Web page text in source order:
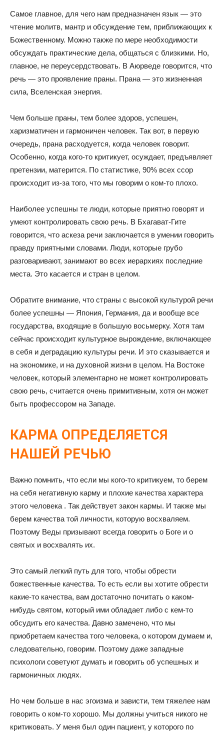
Самое главное, для чего нам предназначен язык — это
чтение молитв, мантр и обсуждение тем, приближающих к
Божественному. Можно также по мере необходимости
обсуждать практические дела, общаться с близкими. Но,
главное, не переусердствовать. В Аюрведе говорится, что
речь — это проявление праны. Прана — это жизненная
сила, Вселенская энергия.
Чем больше праны, тем более здоров, успешен,
харизматичен и гармоничен человек. Так вот, в первую
очередь, прана расходуется, когда человек говорит.
Особенно, когда кого-то критикует, осуждает, предъявляет
претензии, матерится. По статистике, 90% всех ссор
происходит из-за того, что мы говорим о ком-то плохо.
Наиболее успешны те люди, которые приятно говорят и
умеют контролировать свою речь. В Бхагават-Гите
говорится, что аскеза речи заключается в умении говорить
правду приятными словами. Люди, которые грубо
разговаривают, занимают во всех иерархиях последние
места. Это касается и стран в целом.
Обратите внимание, что страны с высокой культурой речи
более успешны — Япония, Германия, да и вообще все
государства, входящие в большую восьмерку. Хотя там
сейчас происходит культурное вырождение, включающее
в себя и деградацию культуры речи. И это сказывается и
на экономике, и на духовной жизни в целом. На Востоке
человек, который элементарно не может контролировать
свою речь, считается очень примитивным, хотя он может
быть профессором на Западе.
КАРМА ОПРЕДЕЛЯЕТСЯ
НАШЕЙ РЕЧЬЮ
Важно помнить, что если мы кого-то критикуем, то берем
на себя негативную карму и плохие качества характера
этого человека . Так действует закон кармы. И также мы
берем качества той личности, которую восхваляем.
Поэтому Веды призывают всегда говорить о Боге и о
святых и восхвалять их.
Это самый легкий путь для того, чтобы обрести
божественные качества. То есть если вы хотите обрести
какие-то качества, вам достаточно почитать о каком-
нибудь святом, который ими обладает либо с кем-то
обсудить его качества. Давно замечено, что мы
приобретаем качества того человека, о котором думаем и,
следовательно, говорим. Поэтому даже западные
психологи советуют думать и говорить об успешных и
гармоничных людях.
Но чем больше в нас эгоизма и зависти, тем тяжелее нам
говорить о ком-то хорошо. Мы должны учиться никого не
критиковать. У меня был один пациент, у которого по